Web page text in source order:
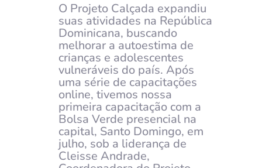
O Projeto Calçada expandiu
suas atividades na República
Dominicana, buscando
melhorar a autoestima de
crianças e adolescentes
vulneráveis do país. Após
uma série de capacitações
online, tivemos nossa
primeira capacitação com a
Bolsa Verde presencial na
capital, Santo Domingo, em
julho, sob a liderança de
Cleisse Andrade,